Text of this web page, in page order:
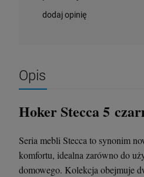
dodaj opinię
Opis
Hoker Stecca 5
Seria mebli Stecca to synonim
komfortu, idealna zarówno do
domowego. Kolekcja obejmuje